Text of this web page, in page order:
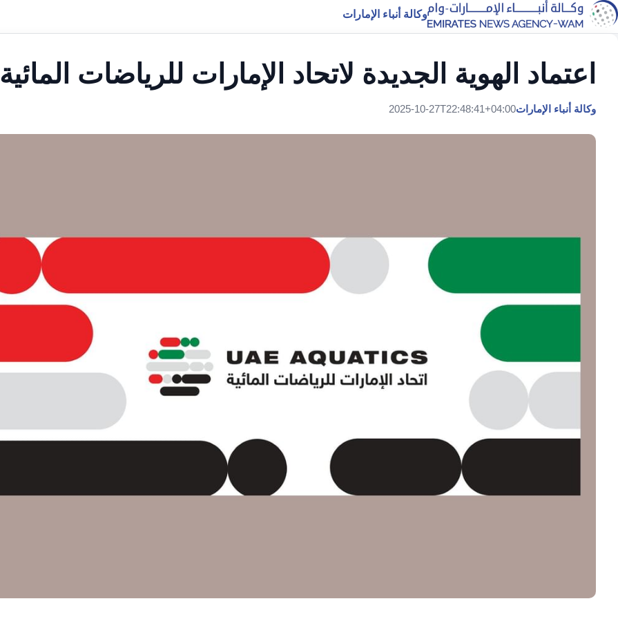
وكالة أنباء الإمارات
اعتماد الهوية الجديدة لاتحاد الإمارات للرياضات المائية
وكالة أنباء الإمارات2025-10-27T22:48:41+04:00